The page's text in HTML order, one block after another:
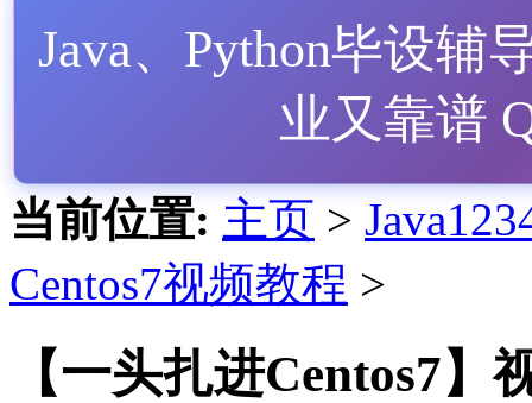
Java、Python毕设辅
业又靠谱
当前位置: 主页 >
Centos7视频教程 >
【一头扎进Centos7】